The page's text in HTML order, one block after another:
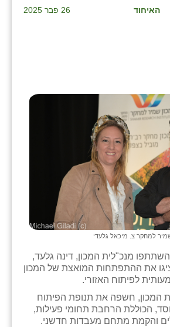
26 פבר 2025
האיחוד
שמיר למחקר צ. מיכאל גלעדי
מנכ"לית המכון, דינה גלעד,
את ההתפתחות המואצת של המכון
לפיתוח האזורי.
המכון, חשפה את תנופת הפיתוח
הכוללת הרחבת תחומי פעילות,
והקמת מתחם מעבדות חדשני.